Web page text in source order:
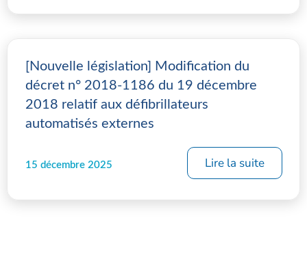
[Nouvelle législation] Modification du
décret n° 2018-1186 du 19 décembre
2018 relatif aux défibrillateurs
automatisés externes
15 décembre 2025 Lire la suite